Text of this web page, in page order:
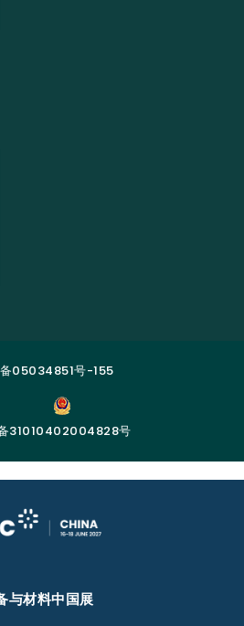
05034851号-155
31010402004828号
与材料中国展